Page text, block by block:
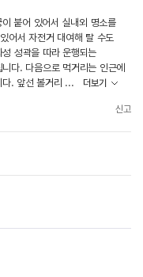
붙어 있어서 실내외 명소를
어서 자전거 대여해 탈 수도
성곽을 따라 운행되는
다. 다음으로 먹거리는 인근에
다. 앞선 볼거리 ...
더보기
신고